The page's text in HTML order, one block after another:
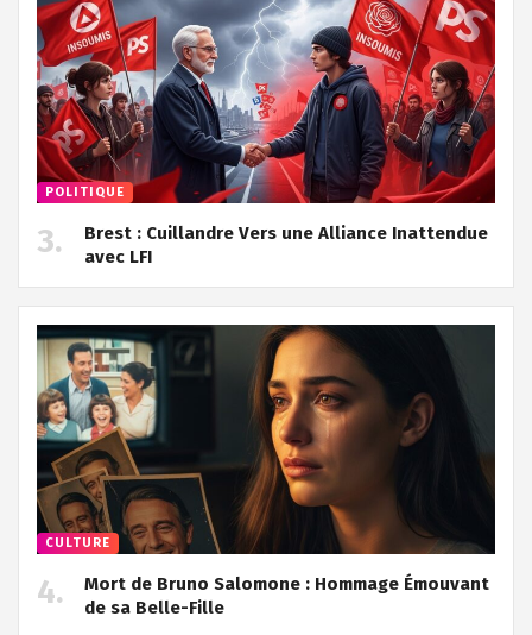
POLITIQUE
Brest : Cuillandre Vers une Alliance Inattendue
avec LFI
CULTURE
Mort de Bruno Salomone : Hommage Émouvant
de sa Belle-Fille